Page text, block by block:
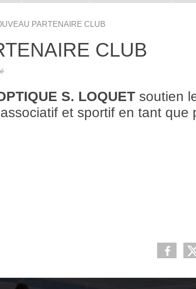
PARTENAIRE CLUB
CLUB
S. LOQUET soutien
et sportif en tant que